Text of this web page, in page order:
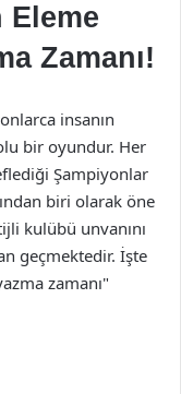
Zamanı!
insanın
bir oyundur. Her
Şampiyonlar
biri olarak öne
kulübü unvanını
geçmektedir. İşte
zamanı"